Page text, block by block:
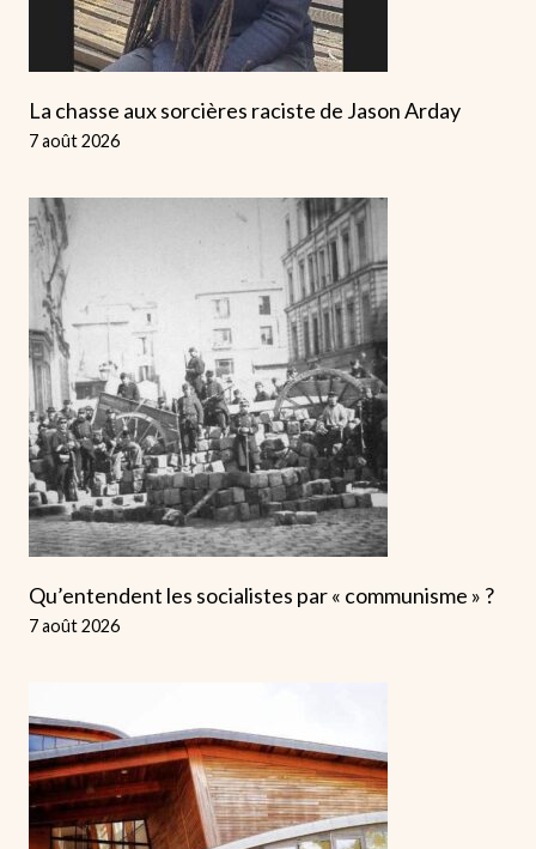
La chasse aux sorcières raciste de Jason Arday
7 août 2026
Qu’entendent les socialistes par « communisme » ?
7 août 2026